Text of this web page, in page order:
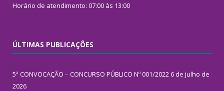
Horário de atendimento: 07:00 às 13:00
ÚLTIMAS PUBLICAÇÕES
5ª CONVOCAÇÃO – CONCURSO PÚBLICO Nº 001/2022 6 de julho de
2026